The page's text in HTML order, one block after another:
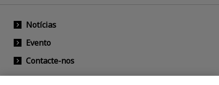
Notícias
Evento
Contacte-nos